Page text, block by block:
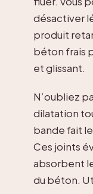
désactiver
produit
béton frais
et glissant.
N’oubliez
dilatation
bande fait
Ces joints
absorbent
du béton.